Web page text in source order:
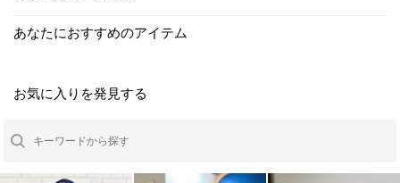
あなたにおすすめのアイテム
お気に入りを発見する